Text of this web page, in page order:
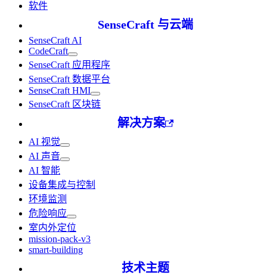
软件
SenseCraft 与云端
SenseCraft AI
CodeCraft
SenseCraft 应用程序
SenseCraft 数据平台
SenseCraft HMI
SenseCraft 区块链
解决方案
AI 视觉
AI 声音
AI 智能
设备集成与控制
环境监测
危险响应
室内外定位
mission-pack-v3
smart-building
技术主题